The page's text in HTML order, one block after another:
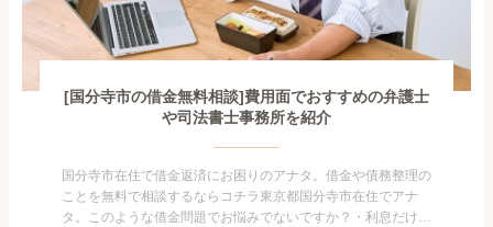
[国分寺市の借金無料相談]費用面でおすすめの弁護士
や司法書士事務所を紹介
国分寺市在住で借金返済にお困りのアナタ。借金や債務整理の
ことを無料で相談するならコチラ東京都国分寺市在住でアナ
タ。このような借金問題でお悩みでないですか？・利息だけを